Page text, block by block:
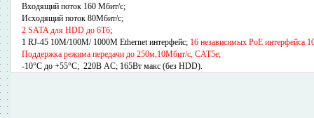
Входящий поток 160 Мбит/с;
Исходящий поток 80Мбит/с;
2 SATA для HDD до 6Тб;
1 RJ-45 10M/100M/ 1000М Ethernet интерфейс; 16 независимых PoE интерфейса
Поддержка режима передачи до 250м,10Мбит/с, CAT5e;
-10°C до +55°C; 220В АC; 165Вт макс (без HDD).